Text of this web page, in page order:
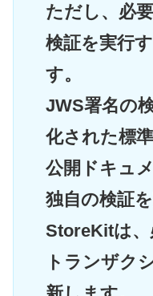
ただし、必
検証を実行
す。
JWS署名の
化された標準
公開ドキュ
独自の検証
StoreKitは、
トランザク